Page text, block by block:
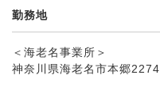
勤務地
＜海老名事業所＞
神奈川県海老名市本郷2274